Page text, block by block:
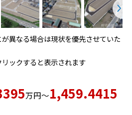
異なる場合は現状を優先させていた
ックすると表示されます
万円～1,459.4415